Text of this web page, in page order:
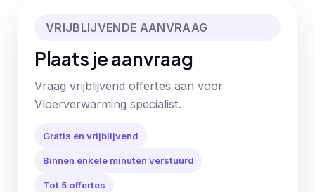
VRIJBLIJVENDE AANVRAAG
Plaats je aanvraag
Vraag vrijblijvend offertes aan voor
Vloerverwarming specialist.
Gratis en vrijblijvend
Binnen enkele minuten verstuurd
Tot 5 offertes